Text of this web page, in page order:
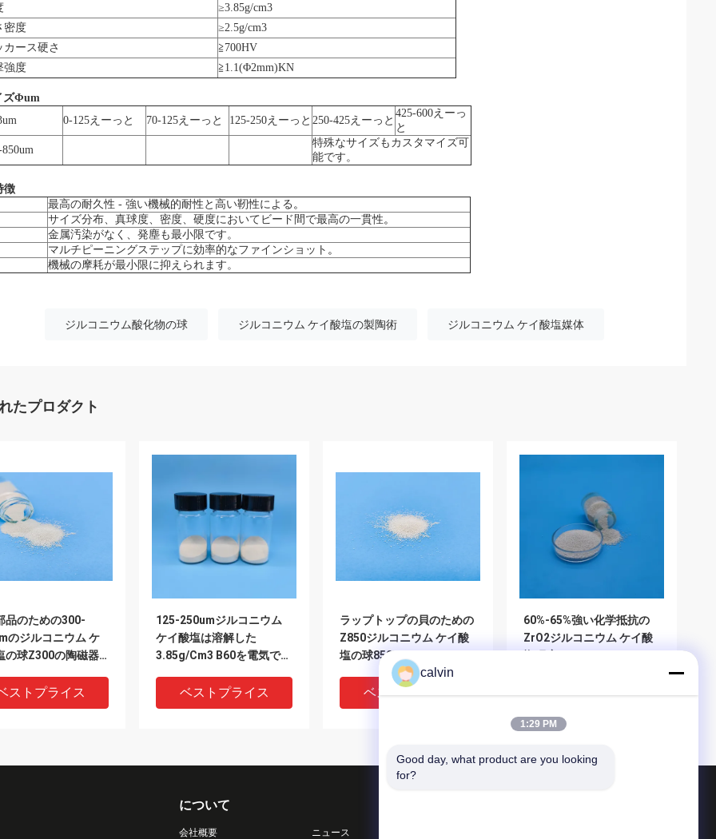
≥3.85g/cm3
密度
≥2.5g/cm3
カース硬さ
≧700HV
強度
≧1.1(Φ2mm)KN
ズΦum
0-125えーっと 70-125えーっと 125-250えーっと 250-425えーっと
425-600えーっ
と
850um
特殊なサイズもカスタマイズ可
能です。
徴
最高の耐久性 - 強い機械的耐性と高い靭性による 。
サイズ分布、真球度、密度、硬度においてビード間で最高の一貫性 。
金属汚染がなく、発塵も最小限です。
マルチピーニングステップに効率的なファインショット 。
機械の摩耗が最小限に抑えられます。
ジルコニウム酸化物の球 ジルコニウム ケイ酸塩の製陶術 ジルコニウム ケイ酸塩媒体
たプロダクト
品のための300-
のジルコニウム ケ
の球Z300の陶磁器
ストプライス
125-250umジルコニウム
ケイ酸塩は溶解した
3.85g/Cm3 B60を電気で粉
ベストプライス
ラップトップの貝のための
Z850ジルコニウム ケイ酸
塩の球850μM-1180μMの
グリットブラスト媒体
ベストプライス
60%-65%強い化学抵抗の
ZrO2ジルコニウム ケイ酸
ベストプライス
について
会社概要 ニュース
calvin
1:29 PM
Good day, what product are you looking
for?